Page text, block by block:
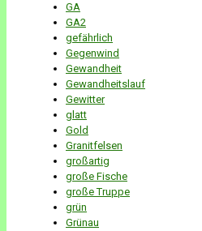
GA
GA2
gefährlich
Gegenwind
Gewandheit
Gewandheitslauf
Gewitter
glatt
Gold
Granitfelsen
großartig
große Fische
große Truppe
grün
Grünau